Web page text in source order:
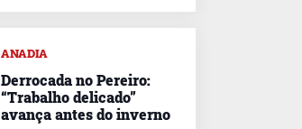
ANADIA
Derrocada no Pereiro:
“Trabalho delicado”
avança antes do inverno